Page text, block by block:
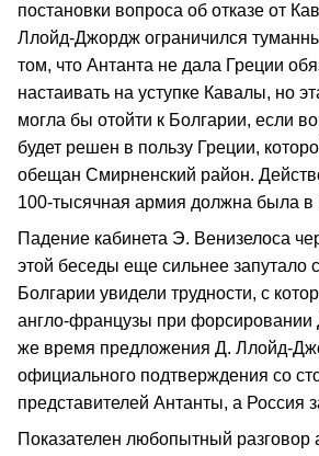
постановки вопроса об отказе от
Ллойд‑Джордж ограничился
том, что Антанта не дала Греции
настаивать на уступке Кавалы, но
могла бы отойти к Бол­гарии, если
будет решен в пользу Греции,
обещан Смирненский район.
100‑тысячная армия должна была в
Падение кабинета Э. Венизелоса
этой беседы еще сильнее запутало
Болгарии увидели трудности, с
англо‑французы при форсировании
же время предло­жения Д.
официального подтверждения со
представителей Антанты, а Россия
Показателен любопытный разговор